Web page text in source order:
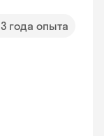
3 года опыта